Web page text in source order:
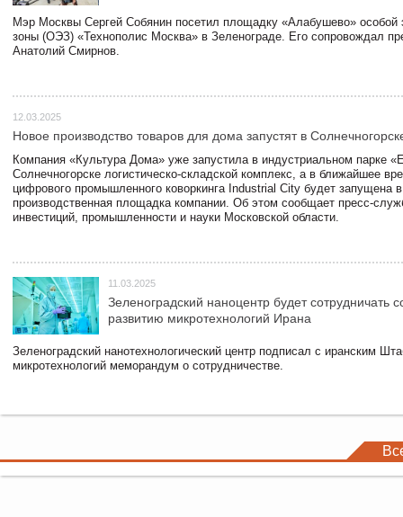
Мэр Москвы Сергей Собянин посетил площадку «Алабушево» особой
зоны (ОЭЗ) «Технополис Москва» в Зеленограде. Его сопровождал
Анатолий Смирнов.
12.03.2025
Новое производство товаров для дома запустят в
Компания «Культура Дома» уже запустила в индустриальном парке
Солнечногорске логистическо-складской комплекс, а в ближайшее
цифрового промышленного коворкинга Industrial City будет запущена
производственная площадка компании. Об этом сообщает пресс-
инвестиций, промышленности и науки Московской области.
11.03.2025
Зеленоградский наноцентр будет сотрудничать
развитию микротехнологий Ирана
Зеленоградский нанотехнологический центр подписал с иранским
микротехнологий меморандум о сотрудничестве.